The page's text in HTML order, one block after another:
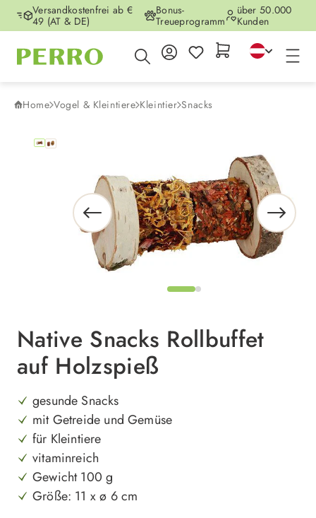
Zum Hauptinhalt springen
Versandkostenfrei ab €
49 (AT & DE)
Bonus-
Treueprogramm
über 50.000
Kunden
Home Vogel & Kleintiere Kleintier Snacks
Native Snacks Rollbuffet
auf Holzspieß
gesunde Snacks
mit Getreide und Gemüse
für Kleintiere
vitaminreich
Gewicht 100 g
Größe: 11 x ø 6 cm